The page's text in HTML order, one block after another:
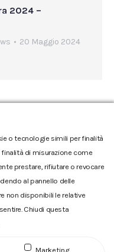
2024 –
20 Maggio 2024
o tecnologie simili per finalità
di misurazione come
prestare, rifiutare o revocare
al pannello delle
non disponibili le relative
Chiudi questa
Marketing